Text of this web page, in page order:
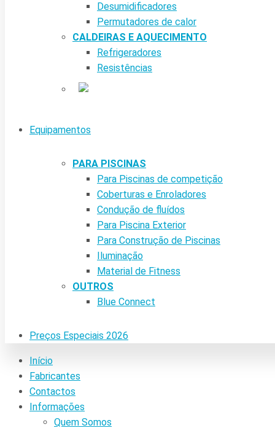
Desumidificadores
Permutadores de calor
CALDEIRAS E AQUECIMENTO
Refrigeradores
Resistências
Equipamentos
PARA PISCINAS
Para Piscinas de competição
Coberturas e Enroladores
Condução de fluídos
Para Piscina Exterior
Para Construção de Piscinas
Iluminação
Material de Fitness
OUTROS
Blue Connect
Preços Especiais 2026
Início
Fabricantes
Contactos
Informações
Quem Somos